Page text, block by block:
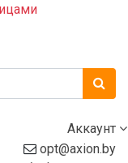
Аккаунт
opt@axion.by